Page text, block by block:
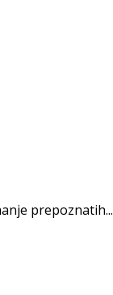
prepoznatih...